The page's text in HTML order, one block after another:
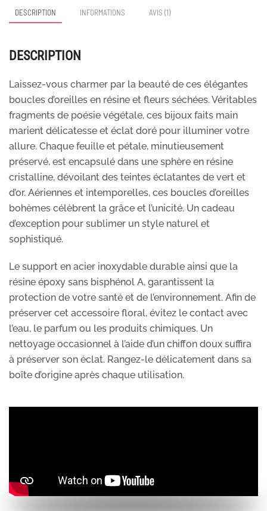
DESCRIPTION INFORMATIONS AVIS (1)
DESCRIPTION
Laissez-vous charmer par la beauté de ces élégantes
boucles d’oreilles en résine et fleurs séchées. Véritables
fragments de poésie végétale, ces bijoux faits main
marient délicatesse et éclat doré pour illuminer votre
allure. Chaque feuille et pétale, minutieusement
préservé, est encapsulé dans une sphère en résine
cristalline, dévoilant des teintes éclatantes de vert et
d’or. Aériennes et intemporelles, ces boucles d’oreilles
bohèmes célèbrent la grâce et l’unicité. Un cadeau
d’exception pour sublimer un style naturel et
sophistiqué.
Le support en acier inoxydable durable ainsi que la
résine époxy sans bisphénol A, garantissent la
protection de votre santé et de l’environnement. Afin de
préserver cet accessoire floral, évitez le contact avec
l’eau, le parfum ou les produits chimiques. Un
nettoyage occasionnel à l’aide d’un chiffon doux suffira
à préserver son éclat. Rangez-le délicatement dans sa
boîte d’origine après chaque utilisation.